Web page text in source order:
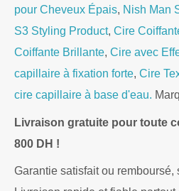
pour Cheveux Épais, Nish Man
S3 Styling Product, Cire
Coiffante Brillante, Cire avec
capillaire à fixation forte, Cire
cire capillaire à base d'eau.
Livraison gratuite pour toute
800 DH !
Garantie satisfait ou remboursé,